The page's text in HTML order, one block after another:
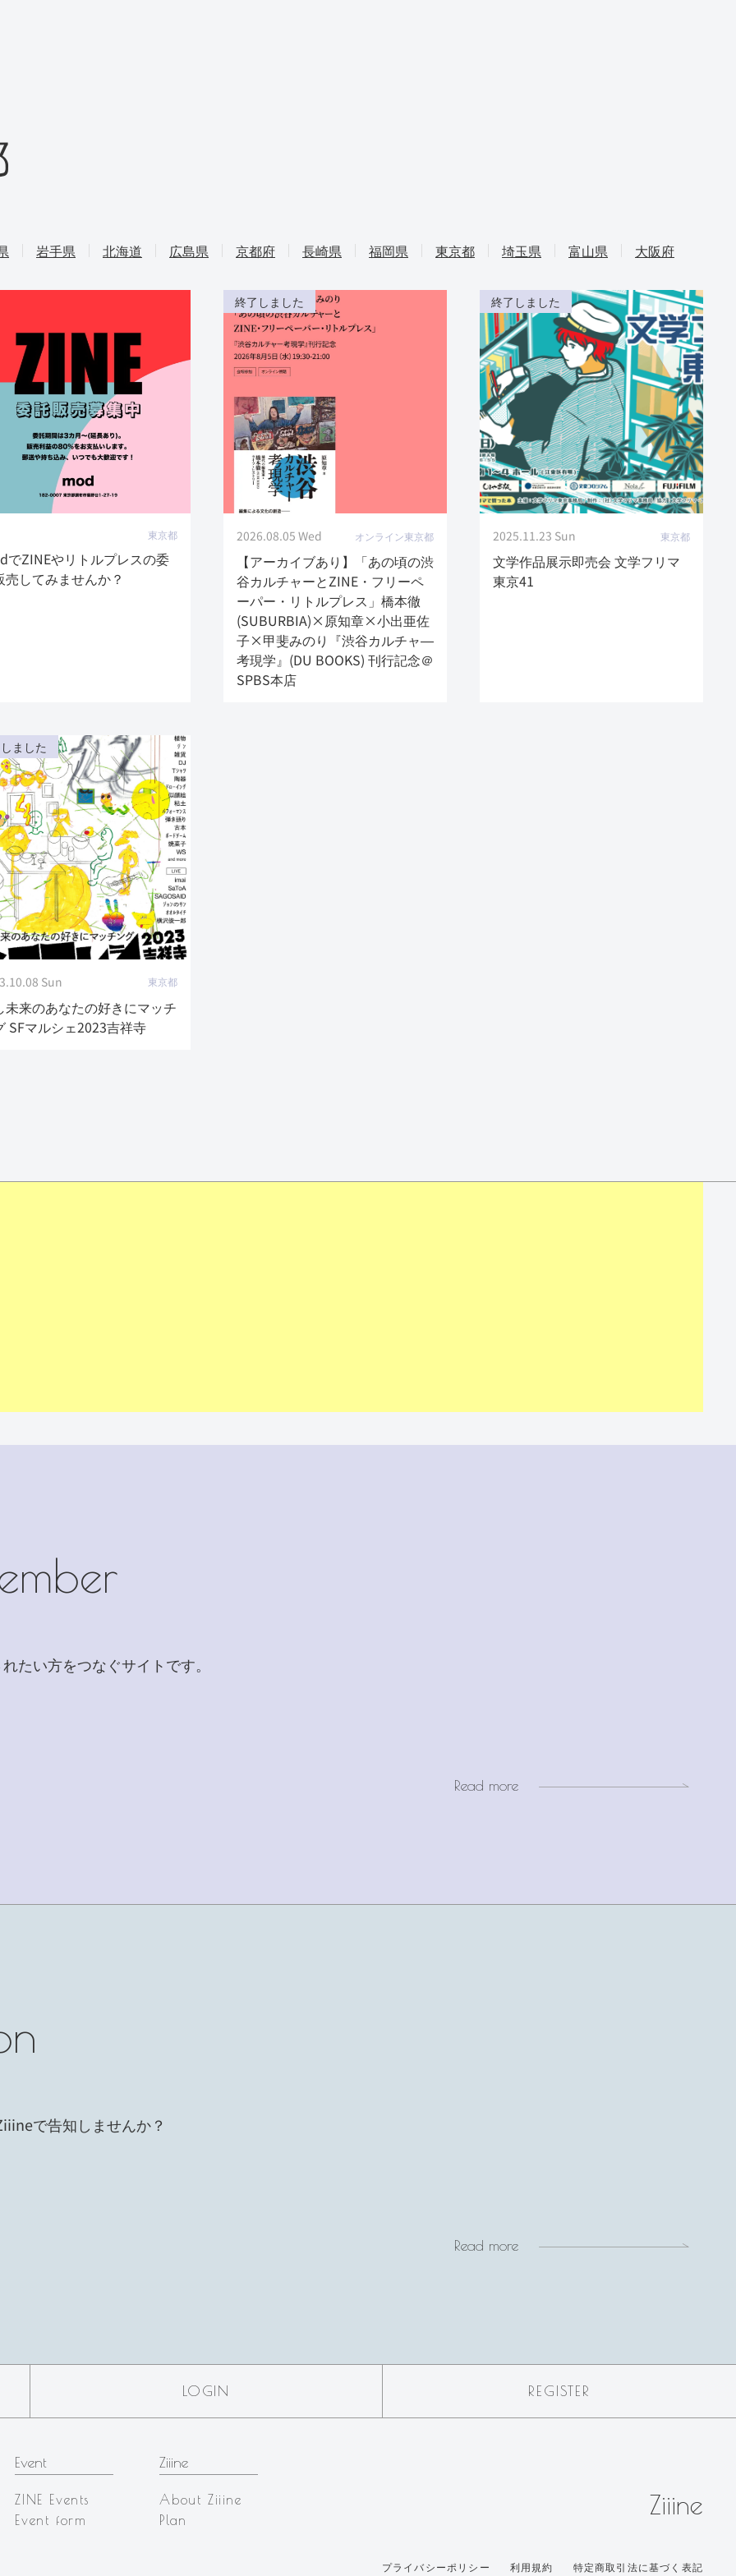
岩手県 北海道 広島県 京都府 長崎県 福岡県 東京都 埼玉県 富山県 大阪府
東京都
でZINEやリトルプレスの委
売してみませんか？
終了しました
2026.08.05 Wed オンライン東京都
【アーカイブあり】「あの頃の渋
谷カルチャーとZINE・フリーペ
ーパー・リトルプレス」橋本徹
(SUBURBIA)×原知章×小出亜佐
子×甲斐みのり『渋谷カルチャ―
考現学』(DU BOOKS) 刊行記念＠
SPBS本店
終了しました
2025.11.23 Sun 東京都
文学作品展示即売会 文学フリマ
東京41
ました
Sun 東京都
未来のあなたの好きにマッチ
SFマルシェ2023吉祥寺
たい方をつなぐサイトです。
Read more
で告知しませんか？
Read more
LOGIN REGISTER
Event
ZINE Events
Event form
Ziiine
About Ziiine
Plan
Ziiine
プライバシーポリシー 利用規約 特定商取引法に基づく表記